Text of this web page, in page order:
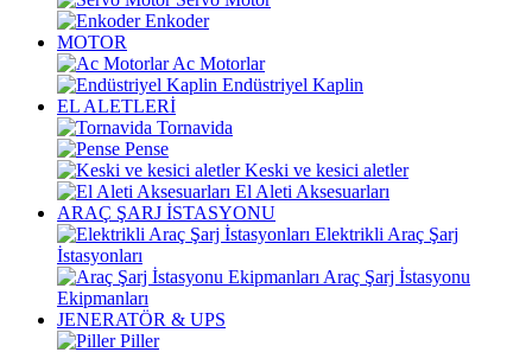
Enkoder
MOTOR
Ac Motorlar
Endüstriyel Kaplin
EL ALETLERİ
Tornavida
Pense
Keski ve kesici aletler
El Aleti Aksesuarları
ARAÇ ŞARJ İSTASYONU
Elektrikli Araç Şarj
İstasyonları
Araç Şarj İstasyonu
Ekipmanları
JENERATÖR & UPS
Piller